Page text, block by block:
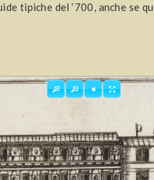
tipiche del ‘700, anche se